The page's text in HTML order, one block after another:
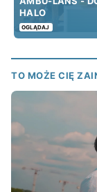
HALO
OGLĄDAJ
TO MOŻE CIĘ